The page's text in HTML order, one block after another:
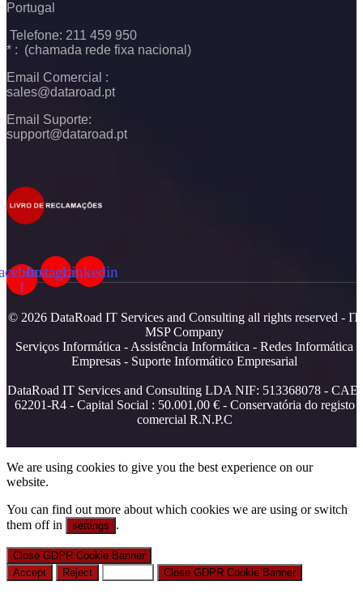
Portugal
Telefone: 211 459 950
* : (chamada rede fixa nacional)
Email Comercial :
sales@dataroad.pt
Email Suporte:
support@dataroad.pt
f
InstagramLinkedin
© 2026 DataRoad IT Services and Consulting all rights reserved - IT
MSP Company
Serviços Informática - Assistência Informática - Redes Informática
Empresas - Suporte Informático Empresarial
DataRoad IT Services and Consulting LDA NIF: 513368078 - CAE:
62201-R4 - Capital Social : 50.001,00 € - Conservatória do registo
comercial R.N.P.C
We are using cookies to give you the best experience on our
website.
You can find out more about which cookies we are using or switch
them off in
settings .
Close GDPR Cookie Banner
Accept
Reject Close GDPR Cookie Banner